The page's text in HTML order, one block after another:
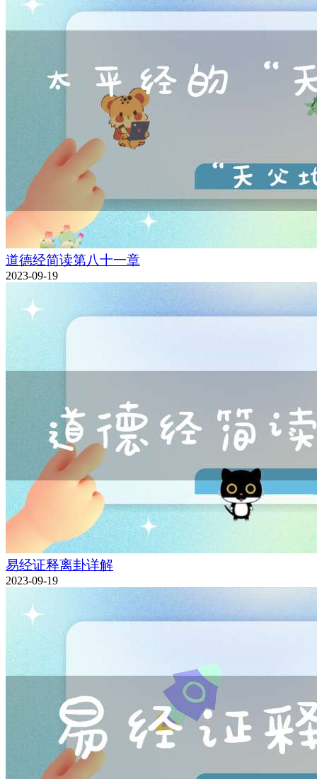
道德经简读第八十一章
2023-09-19
易经证释离卦详解
2023-09-19